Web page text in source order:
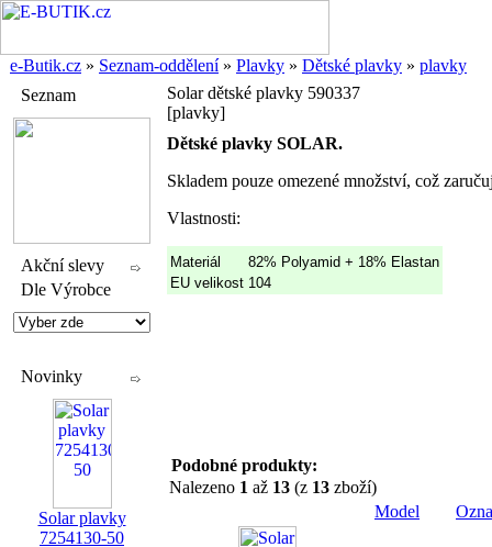
e-Butik.cz » Seznam-oddělení» Plavky » Dětské plavky » plavky
Seznam
Akční slevy
Dle Výrobce
Novinky
Solar plavky
7254130-50
Solar dětské plavky 590337
[plavky]
Dětské plavky SOLAR.
Skladem pouze omezené množství, což
Vlastnosti:
Materiál
82% Polyamid + 18% Elastan
EU velikost 104
Podobné produkty:
Nalezeno 1 až 13 (z 13 zboží)
Model